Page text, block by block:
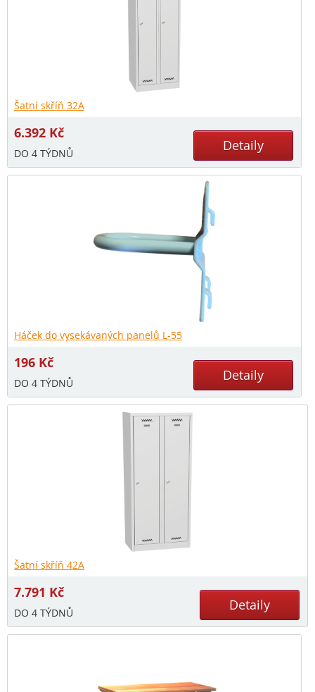
Šatní skříň 32A
6.392 Kč
DO 4 TÝDNŮ Detaily
Háček do vysekávaných panelů L-55
196 Kč
DO 4 TÝDNŮ Detaily
Šatní skříň 42A
7.791 Kč
DO 4 TÝDNŮ Detaily